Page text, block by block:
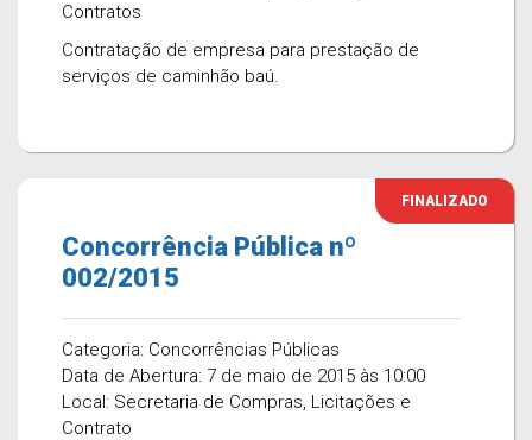
Contratos
Contratação de empresa para prestação de
serviços de caminhão baú.
FINALIZADO
Concorrência Pública nº
002/2015
Categoria: Concorrências Públicas
Data de Abertura: 7 de maio de 2015 às 10:00
Local: Secretaria de Compras, Licitações e
Contrato